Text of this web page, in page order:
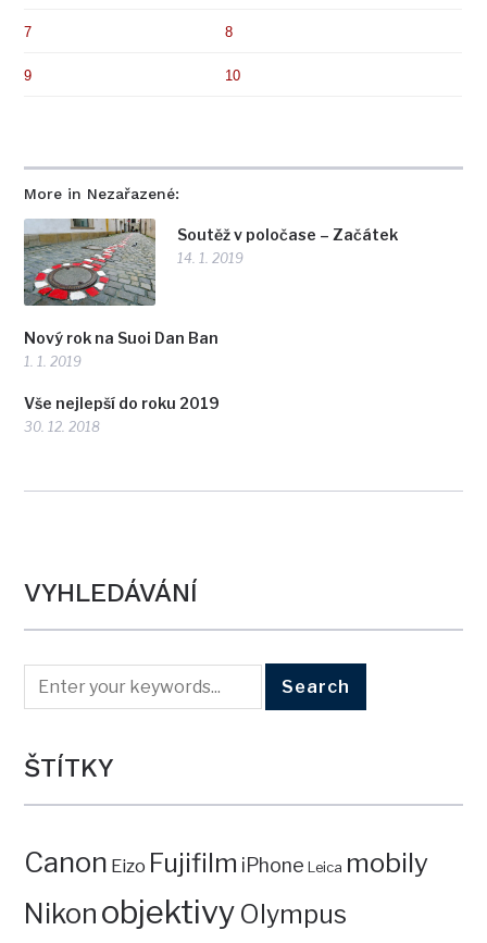
More in Nezařazené:
Soutěž v poločase – Začátek
14. 1. 2019
Nový rok na Suoi Dan Ban
1. 1. 2019
Vše nejlepší do roku 2019
30. 12. 2018
7 8
9 10
VYHLEDÁVÁNÍ
ŠTÍTKY
Canon Eizo Fujifilm iPhone Leica mobily
Nikon objektivy Olympus